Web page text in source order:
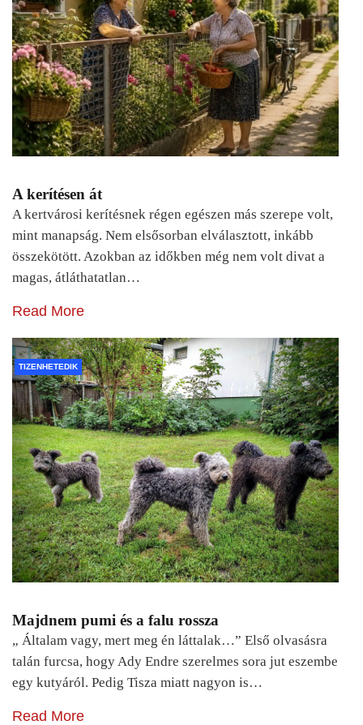
A kerítésen át
A kertvárosi kerítésnek régen egészen más szerepe volt,
mint manapság. Nem elsősorban elválasztott, inkább
összekötött. Azokban az időkben még nem volt divat a
magas, átláthatatlan…
Read More
TIZENHETEDIK
Majdnem pumi és a falu rossza
„ Általam vagy, mert meg én láttalak…” Első olvasásra
talán furcsa, hogy Ady Endre szerelmes sora jut eszembe
egy kutyáról. Pedig Tisza miatt nagyon is…
Read More